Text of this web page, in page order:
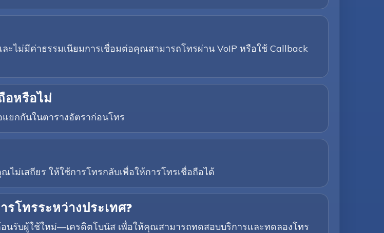
ะไม่มีค่าธรรมเนียมการเชื่อมต่อคุณสามารถโทรผ่าน VoIP หรือใช้ Callback
หรือไม่
ยกกันในตารางอัตราก่อนโทร
ม่เสถียร ให้ใช้การโทรกลับเพื่อให้การโทรเชื่อถือได้
โทรระหว่างประเทศ?
รับผู้ใช้ใหม่—เครดิตโบนัส เพื่อให้คุณสามารถทดสอบบริการและทดลองโทร